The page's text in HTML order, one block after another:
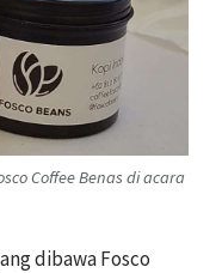
Coffee Benas di acara
dibawa Fosco